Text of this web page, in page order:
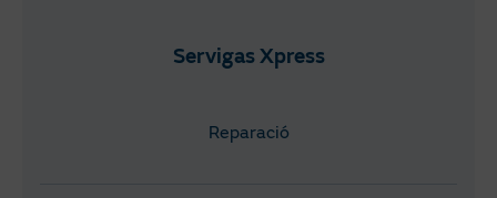
Servigas Xpress
Reparació